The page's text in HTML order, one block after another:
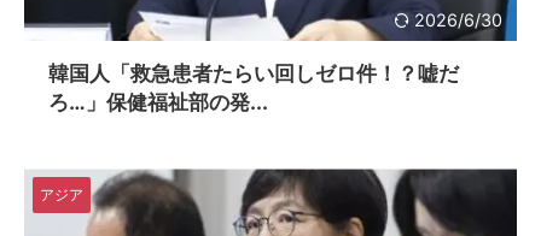
2026/6/30
韓国人「救急患者たらい回しゼロ件！？嘘だ
ろ…」保健福祉部の発...
アジア